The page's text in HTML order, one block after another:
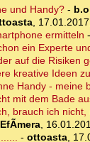
und Handy?-
,
ermitteln -
ein Experte
auf die Risiken
kreative Ideen
Handy - meine
mit dem Bade
brauch ich
EfÃ­mera,
- ottoasta,